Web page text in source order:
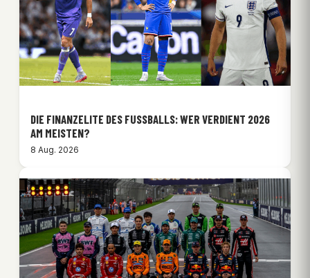
DIE FINANZELITE DES FUSSBALLS: WER VERDIENT 2026 A
M MEISTEN?
8 Aug. 2026